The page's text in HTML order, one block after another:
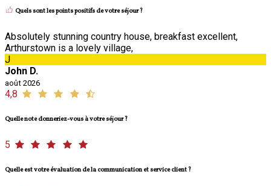
Quels sont les points positifs de votre séjour ?
Absolutely stunning country house, breakfast excellent,
Arthurstown is a lovely village,
J
John D.
août 2026
4,8
Quelle note donneriez-vous à votre séjour ?
5
Quelle est votre évaluation de la communication et service client ?